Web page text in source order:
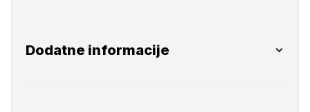
Dodatne informacije